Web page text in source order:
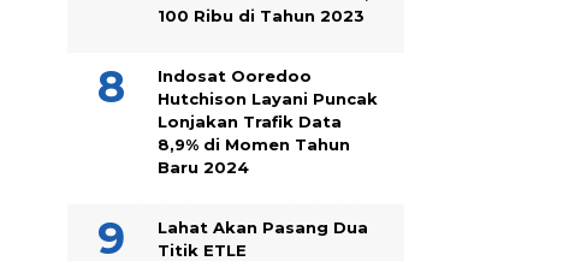
100 Ribu di Tahun 2023
Indosat Ooredoo
Hutchison Layani Puncak
Lonjakan Trafik Data
8,9% di Momen Tahun
Baru 2024
Lahat Akan Pasang Dua
Titik ETLE